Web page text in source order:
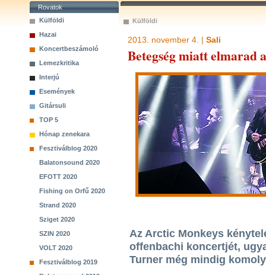
Rovatok
Külföldi
Hazai
Koncertbeszámoló
Lemezkritika
Interjú
Események
Gitársuli
TOP 5
Hónap zenekara
Fesztiválblog 2020
Balatonsound 2020
EFOTT 2020
Fishing on Orfű 2020
Strand 2020
Sziget 2020
SZIN 2020
VOLT 2020
Fesztiválblog 2019
Külföldi
2013. november 4. | Sali
Betegség miatt elmarad
Az Arctic Monkeys
offenbachi koncertjét,
Turner még mindig